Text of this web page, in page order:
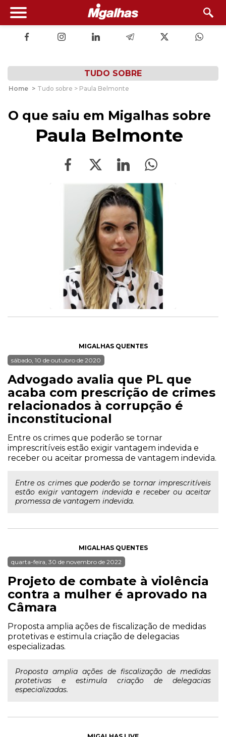
TUDO SOBRE
Home > Tudo sobre > Paula Belmonte
O que saiu em Migalhas sobre
Paula Belmonte
MIGALHAS QUENTES
sábado, 10 de outubro de 2020
Advogado avalia que PL que
acaba com prescrição de crimes
relacionados à corrupção é
inconstitucional
Entre os crimes que poderão se tornar
imprescritíveis estão exigir vantagem indevida e
receber ou aceitar promessa de vantagem indevida.
Entre os crimes que poderão se tornar imprescritíveis
estão exigir vantagem indevida e receber ou aceitar
promessa de vantagem indevida.
MIGALHAS QUENTES
quarta-feira, 30 de novembro de 2022
Projeto de combate à violência
contra a mulher é aprovado na
Câmara
Proposta amplia ações de fiscalização de medidas
protetivas e estimula criação de delegacias
especializadas.
Proposta amplia ações de fiscalização de medidas
protetivas e estimula criação de delegacias
especializadas.